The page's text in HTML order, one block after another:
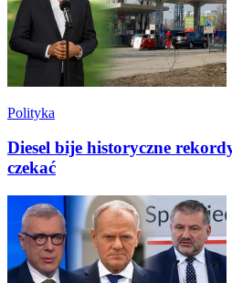
Polityka
Diesel bije historyczne
czekać